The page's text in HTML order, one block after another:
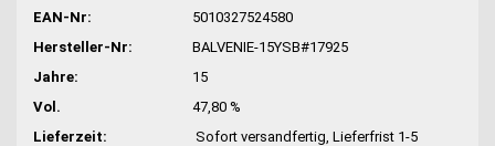
EAN-Nr:
5010327524580
Hersteller-Nr:
BALVENIE-15YSB#17925
Jahre:
15
Vol.
47,80 %
Lieferzeit:
Sofort versandfertig, Lieferfrist 1-5